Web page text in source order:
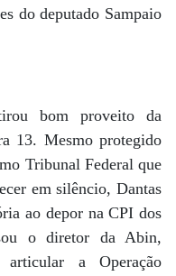
do deputado Sampaio
bom proveito da
13. Mesmo protegido
Tribunal Federal que
em silêncio, Dantas
ao depor na CPI dos
o diretor da Abin,
a Operação